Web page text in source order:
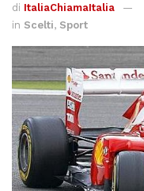
di ItaliaChiamaItalia
in Scelti, Sport